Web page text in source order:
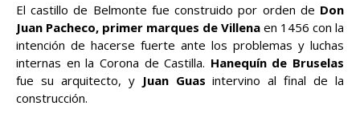
El castillo de Belmonte fue construido por orden de Don
Juan Pacheco, primer marques de Villena en 1456 con la
intención de hacerse fuerte ante los problemas y luchas
internas en la Corona de Castilla. Hanequín de Bruselas
fue su arquitecto, y Juan Guas intervino al final de la
construcción.